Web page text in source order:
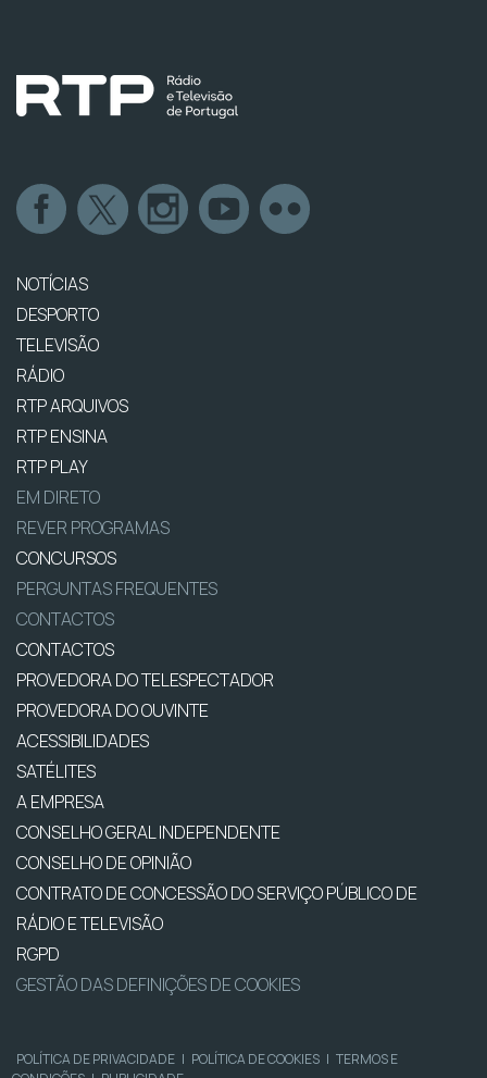
NOTÍCIAS
DESPORTO
TELEVISÃO
RÁDIO
RTP ARQUIVOS
RTP ENSINA
RTP PLAY
EM DIRETO
REVER PROGRAMAS
CONCURSOS
PERGUNTAS FREQUENTES
CONTACTOS
CONTACTOS
PROVEDORA DO TELESPECTADOR
PROVEDORA DO OUVINTE
ACESSIBILIDADES
SATÉLITES
A EMPRESA
CONSELHO GERAL INDEPENDENTE
CONSELHO DE OPINIÃO
CONTRATO DE CONCESSÃO DO SERVIÇO PÚBLICO DE
RÁDIO E TELEVISÃO
RGPD
GESTÃO DAS DEFINIÇÕES DE COOKIES
POLÍTICA DE PRIVACIDADE | POLÍTICA DE COOKIES | TERMOS E